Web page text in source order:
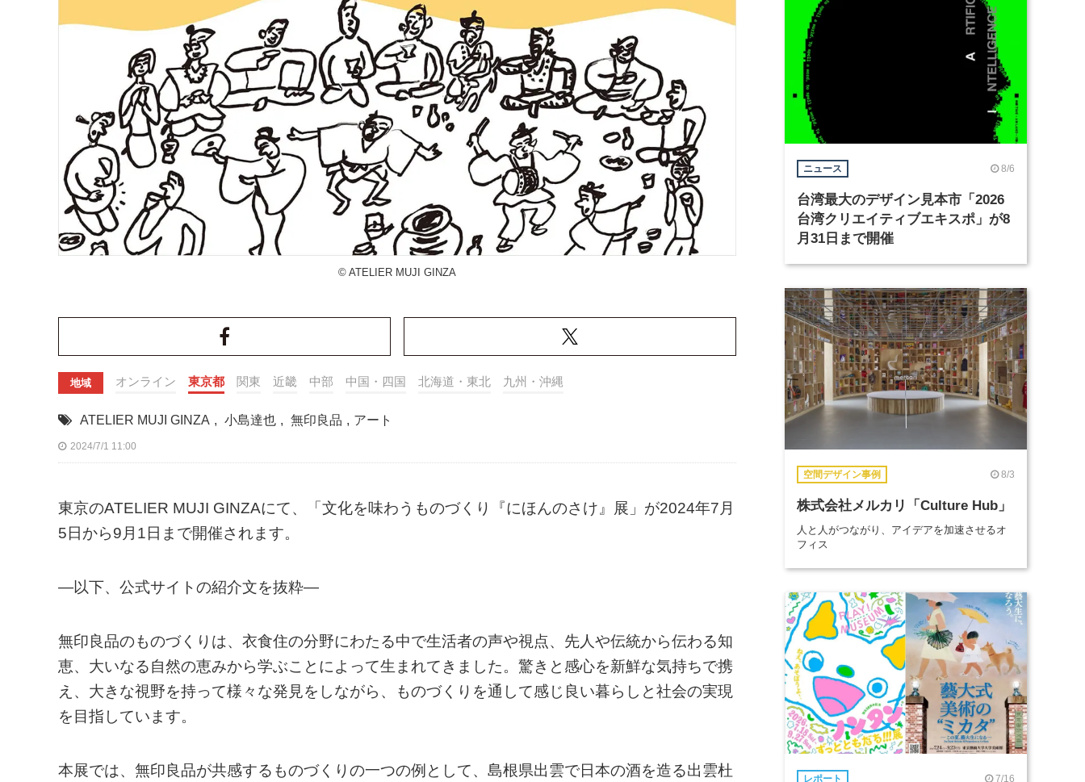
© ATELIER MUJI GINZA
地域 オンライン 東京都 関東 近畿 中部 中国・四国 北海道・東北 九州・沖縄
ATELIER MUJI GINZA , 小島達也 , 無印良品 , アート
2024/7/1 11:00
東京のATELIER MUJI GINZAにて、「文化を味わうものづくり『にほんのさけ』展」が2024年7月
5日から9月1日まで開催されます。
—以下、公式サイトの紹介文を抜粋—
無印良品のものづくりは、衣食住の分野にわたる中で生活者の声や視点、先人や伝統から伝わる知
恵、大いなる自然の恵みから学ぶことによって生まれてきました。驚きと感心を新鮮な気持ちで携
え、大きな視野を持って様々な発見をしながら、ものづくりを通して感じ良い暮らしと社会の実現
を目指しています。
本展では、無印良品が共感するものづくりの一つの例として、島根県出雲で日本の酒を造る出雲杜
ニュース 8/6
台湾最大のデザイン見本市「2026
台湾クリエイティブエキスポ」が8
月31日まで開催
空間デザイン事例 8/3
株式会社メルカリ「Culture Hub」
人と人がつながり、アイデアを加速させるオ
フィス
レポート 7/16